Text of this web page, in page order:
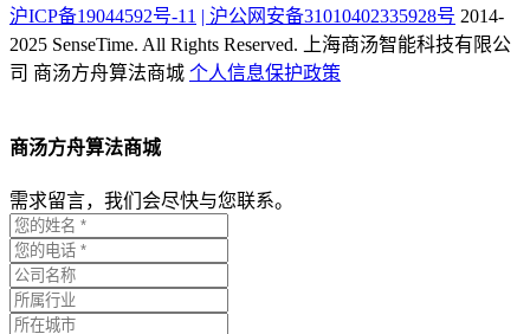
沪ICP备19044592号-11 | 沪公网安备31010402335928号 2014-
2025 SenseTime. All Rights Reserved.
上海商汤智能科技有限公
司 商汤方舟算法商城 个人信息保护政策
商汤方舟算法商城
需求留言，我们会尽快与您联系。